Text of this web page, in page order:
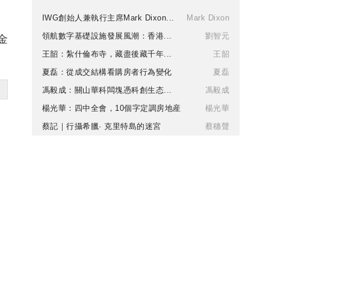
IWG創始人兼執行主席Mark Dixon...
Mark Dixon
領航數字基礎設施發展風潮：香港...
劉智元
王韶：紮什倫布寺，藏盡後藏千年...
王韶
夏磊：從成交結構看購房者行為變化
夏磊
馮毅成：關山華科闆塊憑科創生态...
馮毅成
楊光華：四中全會，10個字定調房地産
楊光華
蔡記｜行攝希臘· 克里特島的迷宮
蔡穗聲